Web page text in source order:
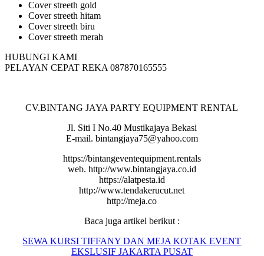
Cover streeth gold
Cover streeth hitam
Cover streeth biru
Cover streeth merah
HUBUNGI KAMI
PELAYAN CEPAT REKA 087870165555
CV.BINTANG JAYA PARTY EQUIPMENT RENTAL
Jl. Siti I No.40 Mustikajaya Bekasi
E-mail. bintangjaya75@yahoo.com
https://bintangeventequipment.rentals
web. http://www.bintangjaya.co.id
https://alatpesta.id
http://www.tendakerucut.net
http://meja.co
Baca juga artikel berikut :
SEWA KURSI TIFFANY DAN MEJA KOTAK EVENT
EKSLUSIF JAKARTA PUSAT